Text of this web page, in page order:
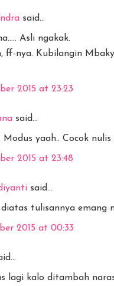
said...
Asli ngakak.
ff-nya. Kubilangin
2015 at 23:23
said...
Modus yaah.. Cocok
2015 at 23:48
said...
tulisannya emang
2015 at 00:33
lagi kalo ditambah